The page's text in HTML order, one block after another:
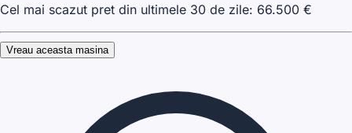
Cel mai scazut pret din ultimele 30 de zile: 66.500 €
Vreau aceasta masina